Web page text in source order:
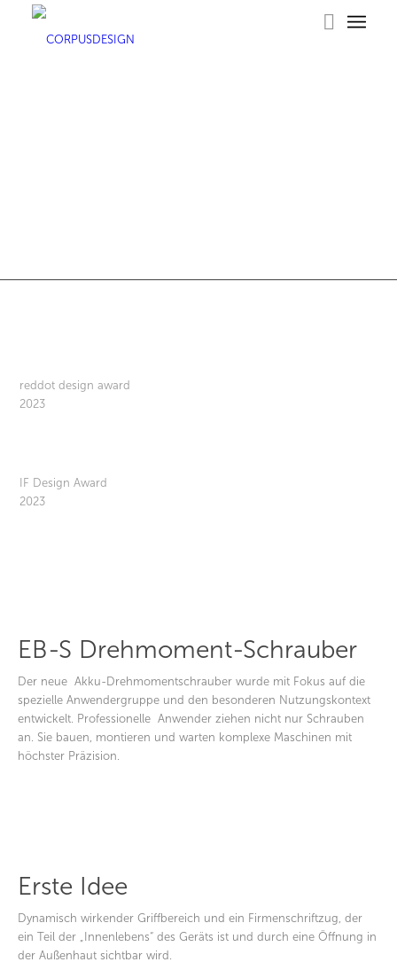
reddot design award
2023
IF Design Award
2023
EB-S Drehmoment-Schrauber
Der neue Akku-Drehmomentschrauber wurde mit Fokus auf die
spezielle Anwendergruppe und den besonderen Nutzungskontext
entwickelt. Professionelle Anwender ziehen nicht nur Schrauben
an. Sie bauen, montieren und warten komplexe Maschinen mit
höchster Präzision.
Erste Idee
Dynamisch wirkender Griffbereich und ein Firmenschriftzug, der
ein Teil der „Innenlebens“ des Geräts ist und durch eine Öffnung in
der Außenhaut sichtbar wird.